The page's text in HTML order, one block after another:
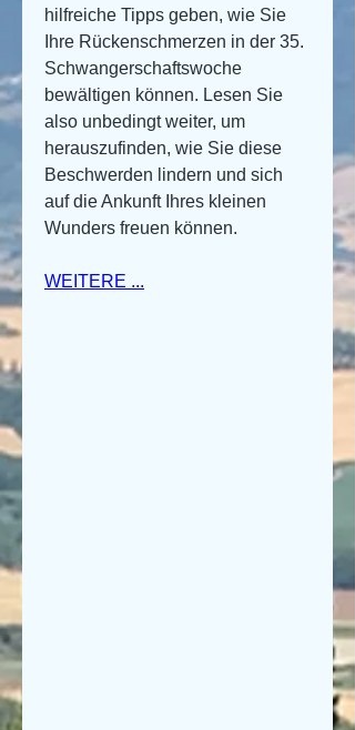
hilfreiche Tipps geben, wie Sie
Ihre Rückenschmerzen in der 35.
Schwangerschaftswoche
bewältigen können. Lesen Sie
also unbedingt weiter, um
herauszufinden, wie Sie diese
Beschwerden lindern und sich
auf die Ankunft Ihres kleinen
Wunders freuen können.
WEITERE ...